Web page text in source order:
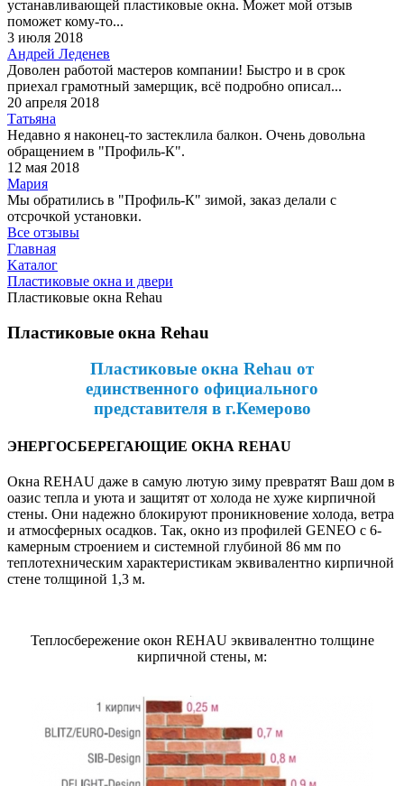
устанавливающей пластиковые окна. Может мой отзыв
поможет кому-то...
3 июля 2018
Андрей Леденев
Доволен работой мастеров компании! Быстро и в срок
приехал грамотный замерщик, всё подробно описал...
20 апреля 2018
Татьяна
Недавно я наконец-то застеклила балкон. Очень довольна
обращением в "Профиль-К".
12 мая 2018
Мария
Мы обратились в "Профиль-К" зимой, заказ делали с
отсрочкой установки.
Все отзывы
Главная
Kаталог
Пластиковые окна и двери
Пластиковые окна Rehau
Пластиковые окна Rehau
Пластиковые окна Rehau от
единственного официального
представителя в г.Кемерово
ЭНЕРГОСБЕРЕГАЮЩИЕ ОКНА REHAU
Окна REHAU даже в самую лютую зиму превратят Ваш дом в
оазис тепла и уюта и защитят от холода не хуже кирпичной
стены. Они надежно блокируют проникновение холода, ветра
и атмосферных осадков. Так, окно из профилей GENEO с 6-
камерным строением и системной глубиной 86 мм по
теплотехническим характеристикам эквивалентно кирпичной
стене толщиной 1,3 м.
Теплосбережение окон REHAU эквивалентно толщине
кирпичной стены, м: